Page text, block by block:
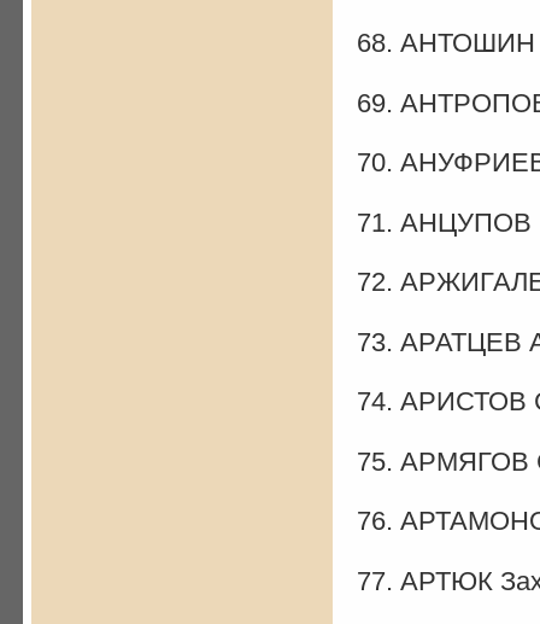
68. АНТОШИН
69. АНТРОПОВ
70. АНУФРИЕВ
71. АНЦУПОВ
72.
73. АРАТЦЕВ
74. АРИСТОВ
75. АРМЯГОВ
76.
77. АРТЮК